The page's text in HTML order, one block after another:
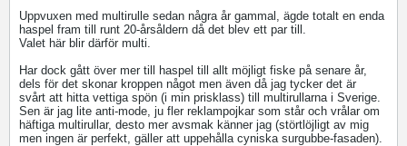
Uppvuxen med multirulle sedan några år gammal, ägde totalt en enda
haspel fram till runt 20-årsåldern då det blev ett par till.
Valet här blir därför multi.
Har dock gått över mer till haspel till allt möjligt fiske på senare år,
dels för det skonar kroppen något men även då jag tycker det är
svårt att hitta vettiga spön (i min prisklass) till multirullarna i Sverige.
Sen är jag lite anti-mode, ju fler reklampojkar som står och vrålar om
häftiga multirullar, desto mer avsmak känner jag (störtlöjligt av mig
men ingen är perfekt, gäller att uppehålla cyniska surgubbe-fasaden).